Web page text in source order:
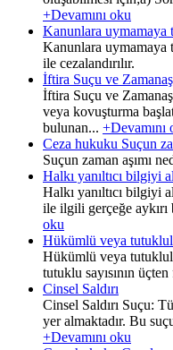
+Devamını oku
Kanunlara uymamaya
Kanunlara uymamaya
ile cezalandırılır.
İftira Suçu ve
İftira Suçu ve
veya kovuşturma
bulunan... +Devamını
Ceza hukuku Suçun
Suçun zaman aşımı
Halkı yanıltıcı bilgiyi
Halkı yanıltıcı bilgiyi
ile ilgili gerçeğe
oku
Hükümlü veya
Hükümlü veya
tutuklu sayısının
Cinsel Saldırı
Cinsel Saldırı Suçu:
yer almaktadır. Bu
+Devamını oku